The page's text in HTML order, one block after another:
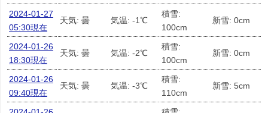
2024-01-27
05:30現在
天気: 曇 気温: -1℃
積雪:
100cm
新雪: 0cm
2024-01-26
18:30現在
天気: 曇 気温: -2℃
積雪:
100cm
新雪: 0cm
2024-01-26
09:40現在
天気: 曇 気温: -3℃
積雪:
110cm
新雪: 5cm